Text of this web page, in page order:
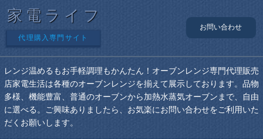
家電ライフ
代理購入専門サイト
お問い合わせ
レンジ温めるもお手軽調理もかんたん！オーブンレンジ専門代理販売
店家電生活は各種のオーブンレンジを揃えて展示しております。品物
多様、機能豊富、普通のオーブンから加熱水蒸気オーブンまで、自由
に選べる。ご興味ありましたら、お気楽にお問い合わせをご利用いた
だくお願いします。